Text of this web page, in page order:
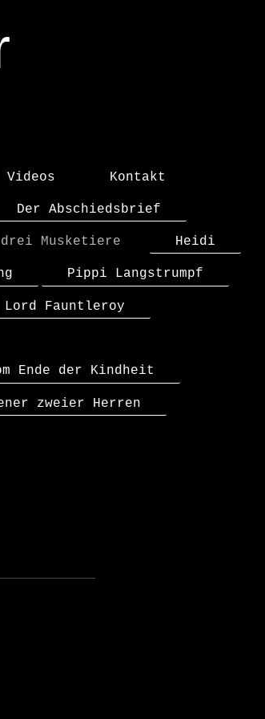
Videos Kontakt
Der Abschiedsbrief
Musketiere Heidi
Pippi Langstrumpf
Fauntleroy
Ende der Kindheit
zweier Herren